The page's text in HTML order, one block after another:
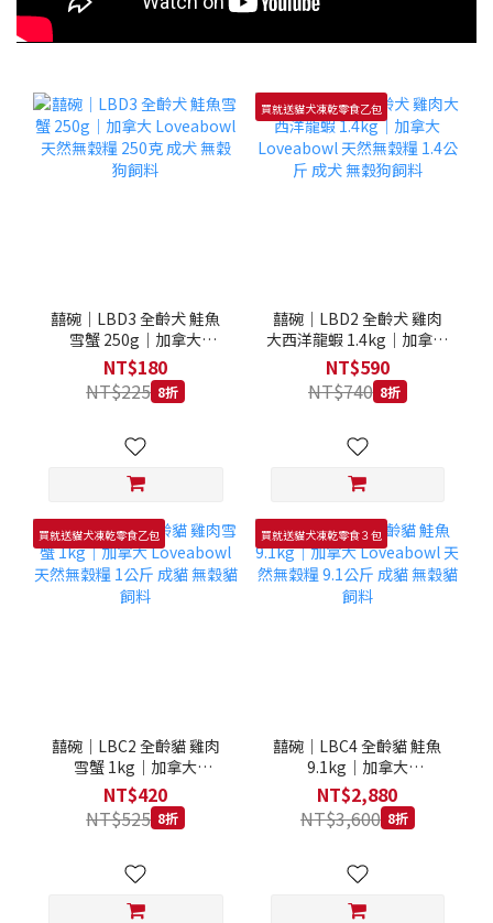
囍碗｜LBD3 全齡犬 鮭魚
雪蟹 250g｜加拿大
Loveabowl 天然無穀糧
250克 成犬 無穀狗飼料
NT$180
NT$225 8折
買就送貓犬凍乾零食乙包
囍碗｜LBD2 全齡犬 雞肉
大西洋龍蝦 1.4kg｜加拿大
Loveabowl 天然無穀糧
1.4公斤 成犬 無穀狗飼料
NT$590
NT$740 8折
買就送貓犬凍乾零食乙包
囍碗｜LBC2 全齡貓 雞肉
雪蟹 1kg｜加拿大
Loveabowl 天然無穀糧 1
公斤 成貓 無穀貓飼料
NT$420
NT$525 8折
買就送貓犬凍乾零食３包
囍碗｜LBC4 全齡貓 鮭魚
9.1kg｜加拿大
Loveabowl 天然無穀糧
9.1公斤 成貓 無穀貓飼料
NT$2,880
NT$3,600 8折